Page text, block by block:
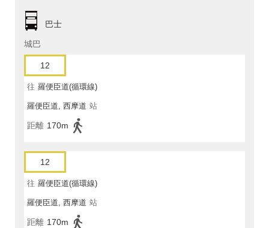
巴士
城巴
12
往 羅便臣道(循環線)
羅便臣道, 西摩道 站
距離 170m
12
往 羅便臣道(循環線)
羅便臣道, 西摩道 站
距離 170m